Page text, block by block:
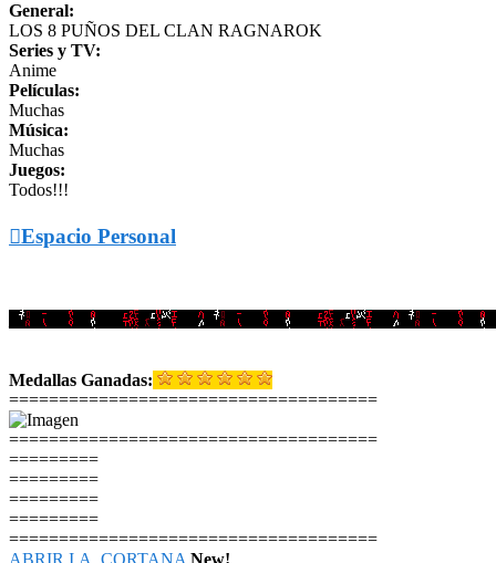
General:
LOS 8 PUÑOS DEL CLAN RAGNAROK
Series y TV:
Anime
Películas:
Muchas
Música:
Muchas
Juegos:
Todos!!!
Espacio Personal
Medallas Ganadas:
=====================================
=====================================
=========
=========
=========
=========
=====================================
ABRIR I.A. CORTANA New!